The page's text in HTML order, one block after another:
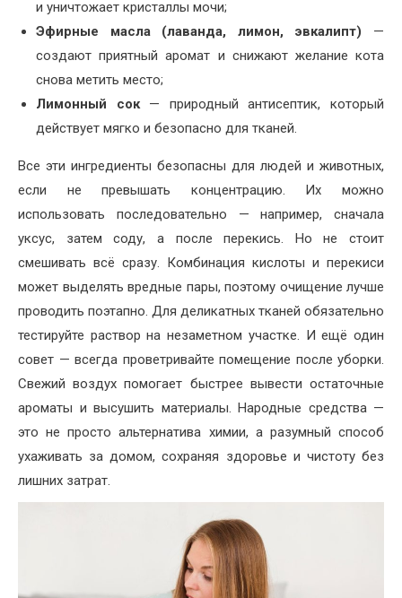
и уничтожает кристаллы мочи;
Эфирные масла (лаванда, лимон, эвкалипт) —
создают приятный аромат и снижают желание кота
снова метить место;
Лимонный сок— природный антисептик, который
действует мягко и безопасно для тканей.
Все эти ингредиенты безопасны для людей и животных,
если не превышать концентрацию. Их можно
использовать последовательно — например, сначала
уксус, затем соду, а после перекись. Но не стоит
смешивать всё сразу. Комбинация кислоты и перекиси
может выделять вредные пары, поэтому очищение лучше
проводить поэтапно. Для деликатных тканей обязательно
тестируйте раствор на незаметном участке. И ещё один
совет — всегда проветривайте помещение после уборки.
Свежий воздух помогает быстрее вывести остаточные
ароматы и высушить материалы. Народные средства —
это не просто альтернатива химии, а разумный способ
ухаживать за домом, сохраняя здоровье и чистоту без
лишних затрат.